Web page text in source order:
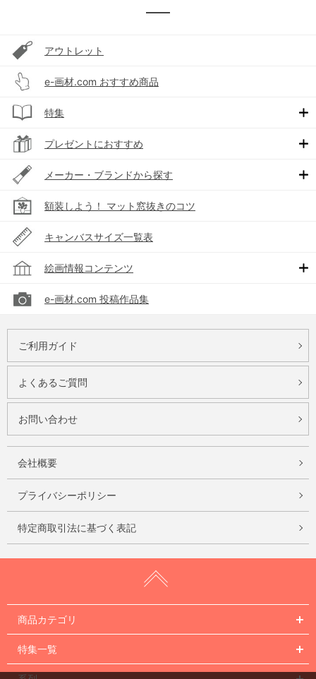
アウトレット
e-画材.com おすすめ商品
特集
プレゼントにおすすめ
メーカー・ブランドから探す
額装しよう！ マット窓抜きのコツ
キャンバスサイズ一覧表
絵画情報コンテンツ
e-画材.com 投稿作品集
ご利用ガイド
よくあるご質問
お問い合わせ
会社概要
プライバシーポリシー
特定商取引法に基づく表記
商品カテゴリ
特集一覧